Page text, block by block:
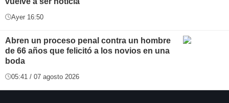
Ayer 16:50
Abren un proceso penal contra un hombre
de 66 años que felicitó a los novios en una
boda
05:41 / 07 agosto 2026